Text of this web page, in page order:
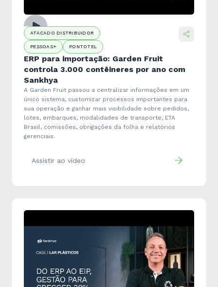
ATACADO DISTRIBUIDOR
PESSOAS+ PONTOTEL
ERP para importação: Garden Fruit
controla 3.000 contêineres por ano com
Sankhya
A Garden Fruit passou a centralizar informações em um
único sistema, customizar processos importantes para
sua operação e ganhar mais visibilidade sobre pedidos,
lotes, embarques, modalidades de transporte, ETA
Brasil, comissões, obrigações da folha e relatórios
gerenciais.
Assistir ao vídeo